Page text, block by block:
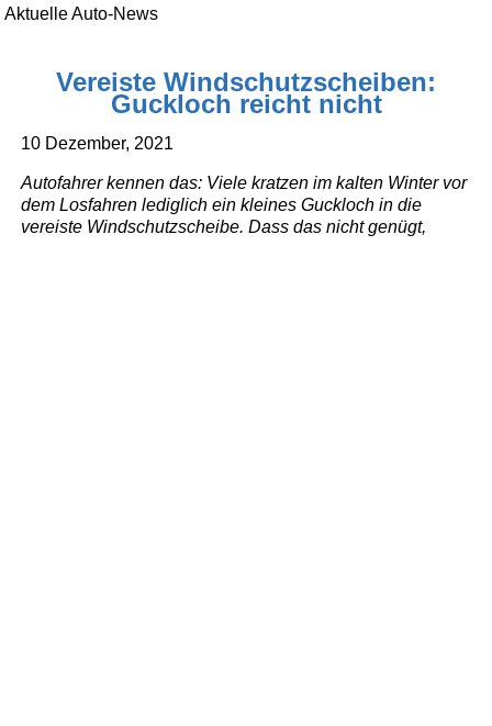
Aktuelle Auto-News
Vereiste Windschutzscheiben:
Guckloch reicht nicht
10 Dezember, 2021
Autofahrer kennen das: Viele kratzen im kalten Winter vor
dem Losfahren lediglich ein kleines Guckloch in die
vereiste Windschutzscheibe. Dass das nicht genügt,